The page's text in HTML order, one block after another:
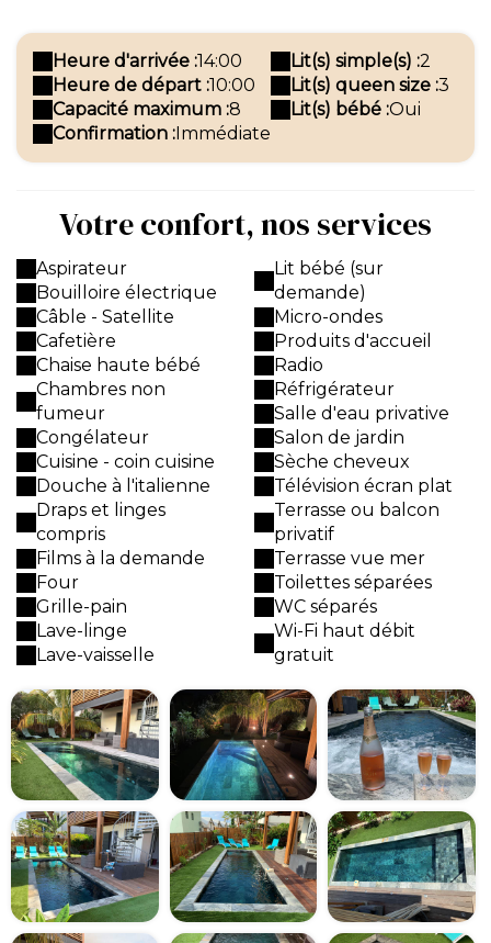
Heure d'arrivée :14:00
Heure de départ :10:00
Capacité maximum :8
Confirmation :Immédiate
Lit(s) simple(s) :2
Lit(s) queen size :3
Lit(s) bébé :Oui
Votre confort, nos services
Aspirateur
Bouilloire électrique
Câble - Satellite
Cafetière
Chaise haute bébé
Chambres non
fumeur
Congélateur
Cuisine - coin cuisine
Douche à l'italienne
Draps et linges
compris
Films à la demande
Four
Grille-pain
Lave-linge
Lave-vaisselle
Lit bébé (sur
demande)
Micro-ondes
Produits d'accueil
Radio
Réfrigérateur
Salle d'eau privative
Salon de jardin
Sèche cheveux
Télévision écran plat
Terrasse ou balcon
privatif
Terrasse vue mer
Toilettes séparées
WC séparés
Wi-Fi haut débit
gratuit